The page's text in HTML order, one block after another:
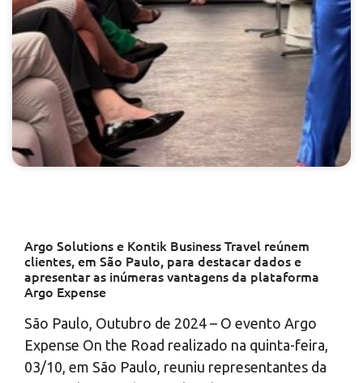
Argo Solutions e Kontik Business Travel reúnem
clientes, em São Paulo, para destacar dados e
apresentar as inúmeras vantagens da plataforma
Argo Expense
São Paulo, Outubro de 2024 – O evento Argo
Expense On the Road realizado na quinta-feira,
03/10, em São Paulo, reuniu representantes da